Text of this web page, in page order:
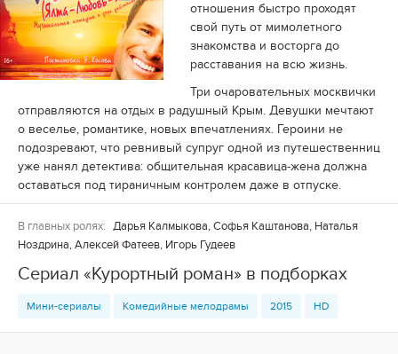
отношения быстро проходят
свой путь от мимолетного
знакомства и восторга до
расставания на всю жизнь.
Три очаровательных москвички
отправляются на отдых в радушный Крым. Девушки мечтают
о веселье, романтике, новых впечатлениях. Героини не
подозревают, что ревнивый супруг одной из путешественниц
уже нанял детектива: общительная красавица-жена должна
оставаться под тираничным контролем даже в отпуске.
В главных ролях: Дарья Калмыкова, Софья Каштанова, Наталья
Ноздрина, Алексей Фатеев, Игорь Гудеев
Сериал «Курортный роман» в подборках
Мини-сериалы Комедийные мелодрамы 2015 HD